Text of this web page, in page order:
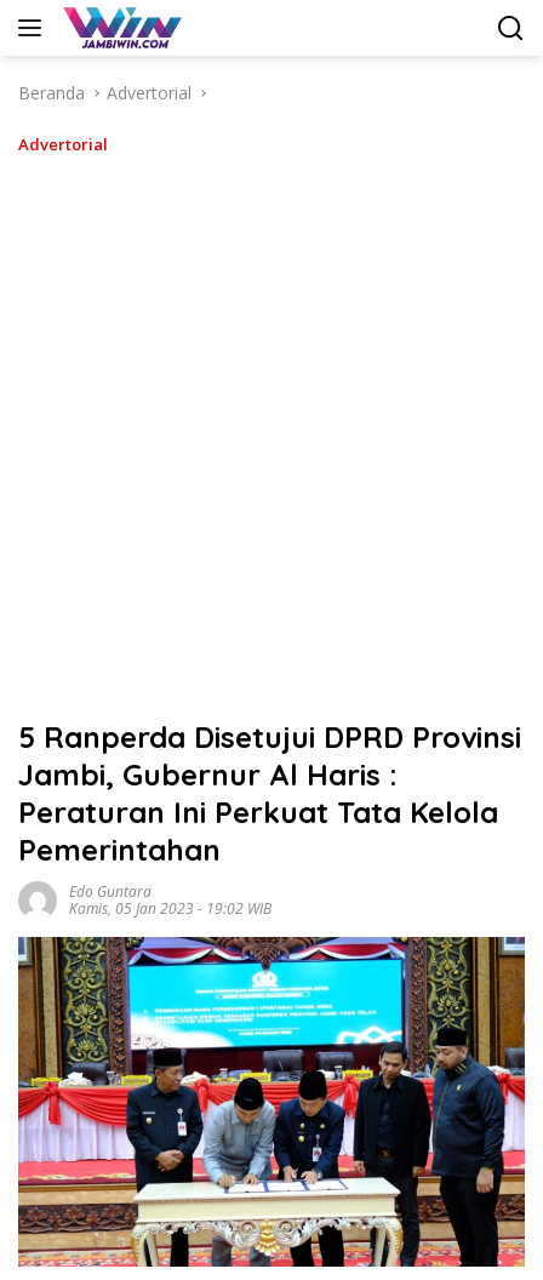
Langsung
Beranda
Advertorial
Advertorial
5 Ranperda Disetujui DPRD Provinsi
Jambi, Gubernur Al Haris :
Peraturan Ini Perkuat Tata Kelola
Pemerintahan
Edo Guntara
Kamis, 05 Jan 2023 - 19:02 WIB